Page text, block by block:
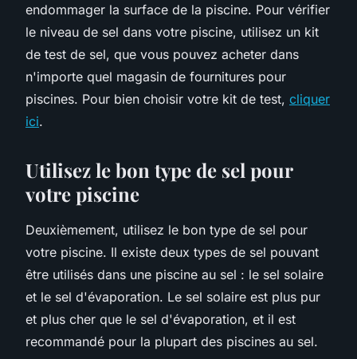
endommager la surface de la piscine. Pour vérifier
le niveau de sel dans votre piscine, utilisez un kit
de test de sel, que vous pouvez acheter dans
n'importe quel magasin de fournitures pour
piscines. Pour bien choisir votre kit de test, cliquer
ici.
Utilisez le bon type de sel pour
votre piscine
Deuxièmement, utilisez le bon type de sel pour
votre piscine. Il existe deux types de sel pouvant
être utilisés dans une piscine au sel : le sel solaire
et le sel d'évaporation. Le sel solaire est plus pur
et plus cher que le sel d'évaporation, et il est
recommandé pour la plupart des piscines au sel.